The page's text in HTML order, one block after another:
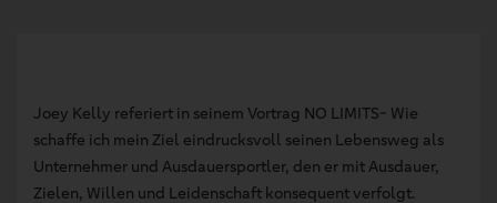
Joey Kelly referiert in seinem Vortrag NO LIMITS- Wie
schaffe ich mein Ziel eindrucksvoll seinen Lebensweg als
Unternehmer und Ausdauersportler, den er mit Ausdauer,
Zielen, Willen und Leidenschaft konsequent verfolgt.